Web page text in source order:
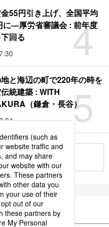
4
55円引き上げ、全国平均
に―厚労省審議会 : 前年度
回る
5
と海辺の町で220年の時を
統建築 : WITH
（鎌倉・長谷）